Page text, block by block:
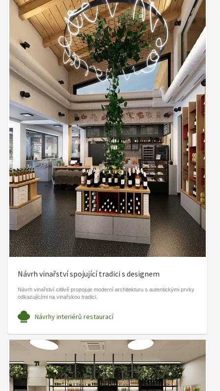
Návrh vinařství spojující tradici s designem
Návrh vinařství citlivě propojuje moderní architekturu s autentickými prvky
odkazujícími na vinařskou tradici.
Návrhy interiérů restaurací